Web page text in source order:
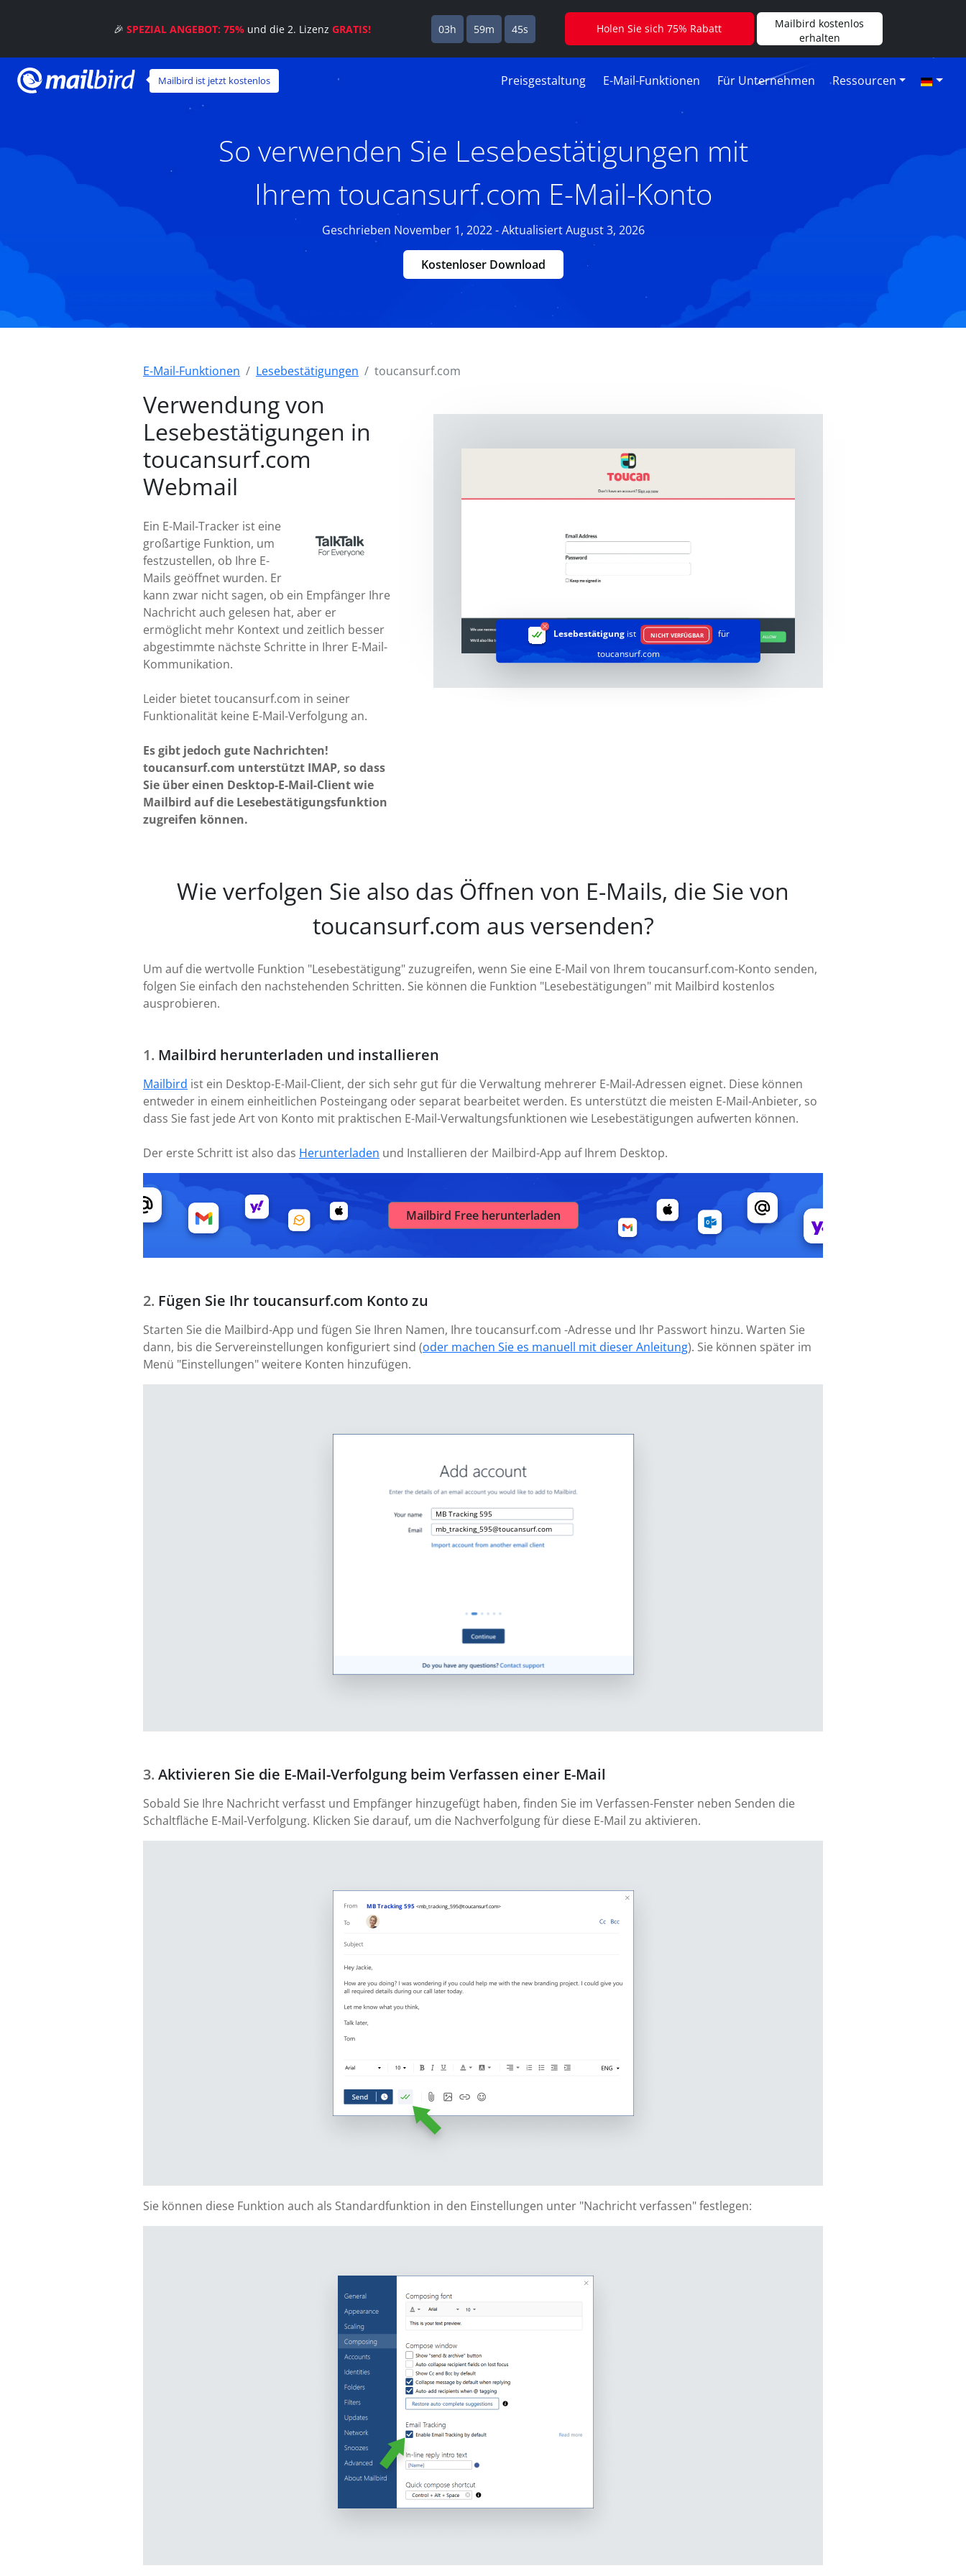
Mailbird ist jetzt kostenlos Preisgestaltung E-Mail-Funktionen Für Unternehmen Ressourcen
So verwenden Sie Lesebestätigungen mit
Ihrem toucansurf.com E-Mail-Konto
Geschrieben November 1, 2022 - Aktualisiert August 3, 2026
Kostenloser Download
E-Mail-Funktionen Lesebestätigungen toucansurf.com
Verwendung von
Lesebestätigungen in
toucansurf.com
Webmail
Ein E-Mail-Tracker ist eine
großartige Funktion, um
festzustellen, ob Ihre E-
Mails geöffnet wurden. Er
kann zwar nicht sagen, ob ein Empfänger Ihre
Nachricht auch gelesen hat, aber er
ermöglicht mehr Kontext und zeitlich besser
abgestimmte nächste Schritte in Ihrer E-Mail-
Kommunikation.
Leider bietet toucansurf.com in seiner
Funktionalität keine E-Mail-Verfolgung an.
Es gibt jedoch gute Nachrichten!
toucansurf.com unterstützt IMAP, so dass
Sie über einen Desktop-E-Mail-Client wie
Mailbird auf die Lesebestätigungsfunktion
zugreifen können.
Lesebestätigungist NICHT VERFÜGBAR
für
toucansurf.com
Wie verfolgen Sie also das Öffnen von E-Mails, die Sie von
toucansurf.com aus versenden?
Um auf die wertvolle Funktion "Lesebestätigung" zuzugreifen, wenn Sie eine E-Mail von Ihrem toucansurf.com-Konto senden,
folgen Sie einfach den nachstehenden Schritten. Sie können die Funktion "Lesebestätigungen" mit Mailbird kostenlos
ausprobieren.
Mailbird herunterladen und installieren
Mailbird ist ein Desktop-E-Mail-Client, der sich sehr gut für die Verwaltung mehrerer E-Mail-Adressen eignet. Diese können
entweder in einem einheitlichen Posteingang oder separat bearbeitet werden. Es unterstützt die meisten E-Mail-Anbieter, so
dass Sie fast jede Art von Konto mit praktischen E-Mail-Verwaltungsfunktionen wie Lesebestätigungen aufwerten können.
Der erste Schritt ist also das Herunterladen und Installieren der Mailbird-App auf Ihrem Desktop.
Mailbird Free herunterladen
Fügen Sie Ihr toucansurf.com Konto zu
Starten Sie die Mailbird-App und fügen Sie Ihren Namen, Ihre toucansurf.com -Adresse und Ihr Passwort hinzu. Warten Sie
dann, bis die Servereinstellungen konfiguriert sind (oder machen Sie es manuell mit dieser Anleitung). Sie können später im
Menü "Einstellungen" weitere Konten hinzufügen.
MB Tracking 595
mb_tracking_595@toucansurf.com
Aktivieren Sie die E-Mail-Verfolgung beim Verfassen einer E-Mail
Sobald Sie Ihre Nachricht verfasst und Empfänger hinzugefügt haben, finden Sie im Verfassen-Fenster neben Senden die
Schaltfläche E-Mail-Verfolgung. Klicken Sie darauf, um die Nachverfolgung für diese E-Mail zu aktivieren.
MB Tracking 595 <mb_tracking_595@toucansurf.com>
Sie können diese Funktion auch als Standardfunktion in den Einstellungen unter "Nachricht verfassen" festlegen:
🎉SPEZIAL ANGEBOT: 75% und die 2. LizenzGRATIS! 03h 59m 44s Holen Sie sich 75% Rabatt
Mailbird kostenlos
erhalten